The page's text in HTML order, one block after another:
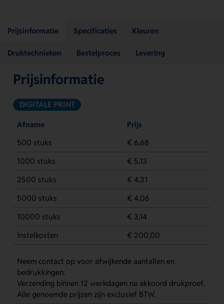
Prijsinformatie Specificaties Kleuren
Druktechnieken Bestelproces Levering
Prijsinformatie
DIGITALE PRINT
Afname
Prijs
500 stuks
€ 6,68
1000 stuks
€ 5,13
2500 stuks
€ 4,31
5000 stuks
€ 4,06
10000 stuks
€ 3,14
Instelkosten
€ 200,00
Neem contact op voor afwijkende aantallen en
bedrukkingen.
Verzending binnen 12 werkdagen na akkoord drukproef.
Alle genoemde prijzen zijn exclusief BTW.